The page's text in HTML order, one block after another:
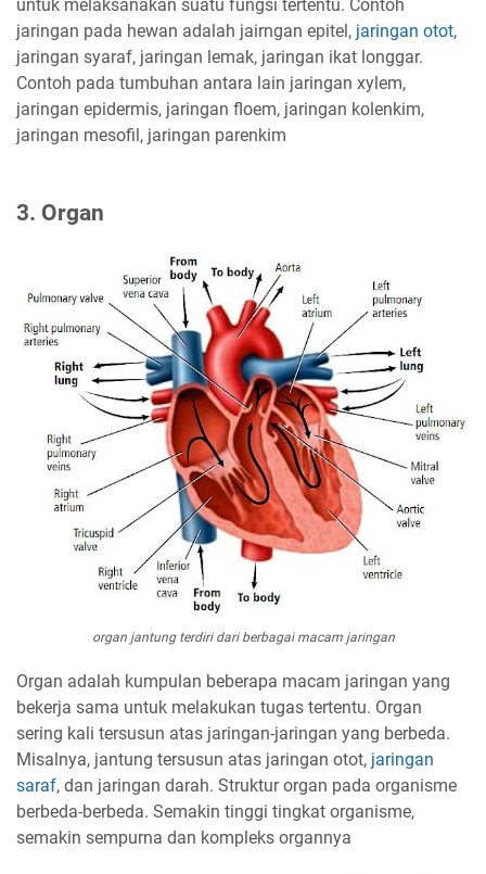
untuk melaksanakan suatu fungsi tertentu. Contoh
jaringan pada hewan adalah jairngan epitel, jaringan otot,
jaringan syaraf, jaringan lemak, jaringan ikat longgar.
Contoh pada tumbuhan antara lain jaringan xylem,
jaringan epidermis, jaringan floem, jaringan kolenkim,
jaringan mesofil, jaringan parenkim
3. Organ
organ jantung terdiri dari berbagai macam jaringan
Organ adalah kumpulan beberapa macam jaringan yang
bekerja sama untuk melakukan tugas tertentu. Organ
sering kali tersusun atas jaringan-jaringan yang berbeda.
Misalnya, jantung tersusun atas jaringan otot, jaringan
saraf, dan jaringan darah. Struktur organ pada organisme
berbeda-berbeda. Semakin tinggi tingkat organisme,
semakin sempurna dan kompleks organnya